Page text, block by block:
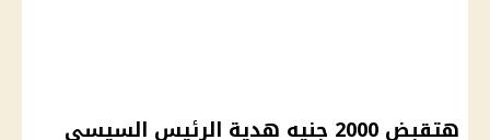
هتقبض 2000 جنيه هدية الرئيس السيسي